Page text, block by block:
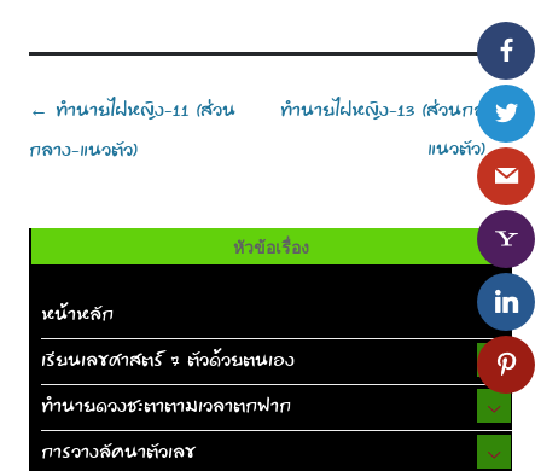
Post
navigation
← ทำนายไฝหญิง-11 (ส่วน
กลาง-แนวตัว)
ทำนายไฝหญิง-13 (ส่วนกลาง-
แนวตัว)→
หัวข้อเรื่อง
หน้าหลัก
เรียนเลขศาสตร์ 7 ตัวด้วยตนเอง
ทำนายดวงชะตาตามเวลาตกฟาก
การวางลัคนาตัวเลข